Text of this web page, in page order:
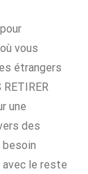
vous
étrangers
une
des
avec le reste